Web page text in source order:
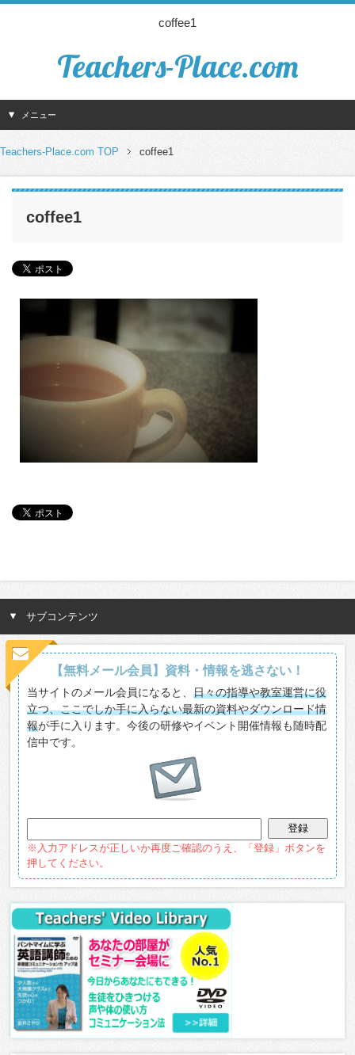
coffee1
Teachers-Place.com
メニュー
Teachers-Place.com TOP coffee1
coffee1
サブコンテンツ
【無料メール会員】資料・情報を逃さない！
当サイトのメール会員になると、日々の指導や教室運営に役
立つ、ここでしか手に入らない最新の資料やダウンロード情
報が手に入ります。今後の研修やイベント開催情報も随時配
信中です。
※入力アドレスが正しいか再度ご確認のうえ、「登録」ボタンを
押してください。